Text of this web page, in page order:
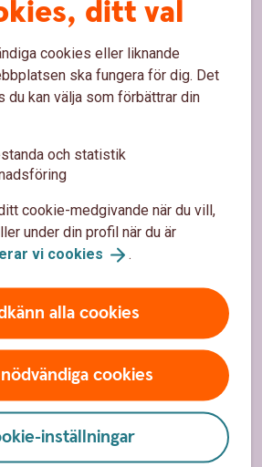
ditt val
cookies eller liknande
ska fungera för dig. Det
du kan välja som förbättrar din
och statistik
cookie-medgivande när du vill,
under din profil när du är
vi cookies .
alla cookies
cookies
inställningar
kurser